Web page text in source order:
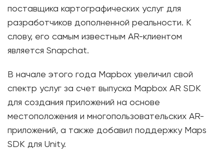
поставщика картографических услуг для
разработчиков дополненной реальности. К
слову, его самым известным AR-клиентом
является Snapchat.
В начале этого года Mapbox увеличил свой
спектр услуг за счет выпуска Mapbox AR SDK
для создания приложений на основе
местоположения и многопользовательских AR-
приложений, а также добавил поддержку Maps
SDK для Unity.